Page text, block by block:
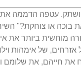
ושתק. עטפה הדממה
בוכה או צוחקת?"
מוחשית ביותר את
, של אימהות
את חייהם, את שלומם